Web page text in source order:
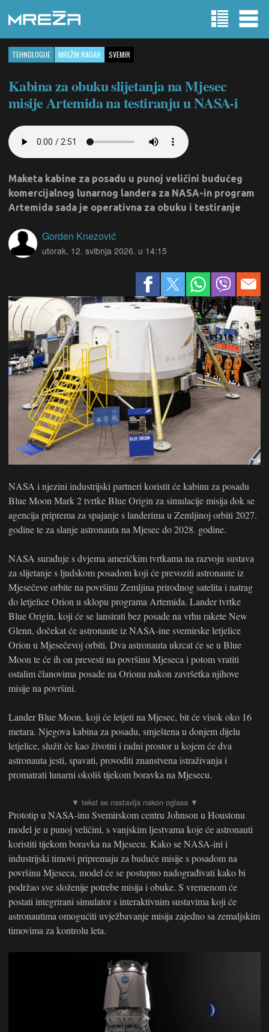
TEHNOLOGIJE MREŽIN RADAR SVEMIR
Kabina za obuku slijetanja na Mjesec
misije Artemida na testiranju u NASA-i
Maketa kabine za posadu u punoj veličini budućeg
komercijalnog lunarnog landera za NASA-in program
Artemida sada je operativna za obuku i testiranje
Gorden Knezović
utorak, 12. svibnja 2026. u 14:15
NASA i njezini industrijski partneri koristit će kabinu za posadu
Blue Moon Mark 2 tvrtke Blue Origin za simulacije misija dok se
agencija priprema za spajanje s landerima u Zemljinoj orbiti 2027.
godine te za slanje astronauta na Mjesec do 2028. godine.
NASA surađuje s dvjema američkim tvrtkama na razvoju sustava
za slijetanje s ljudskom posadom koji će prevoziti astronaute iz
Mjesečeve orbite na površinu Zemljina prirodnog satelita i natrag
do letjelice Orion u sklopu programa Artemida. Lander tvrtke
Blue Origin, koji će se lansirati bez posade na vrhu rakete New
Glenn, dočekat će astronaute iz NASA-ine svemirske letjelice
Orion u Mjesečevoj orbiti. Dva astronauta ukrcat će se u Blue
Moon te će ih on prevesti na površinu Mjeseca i potom vratiti
ostalim članovima posade na Orionu nakon završetka njihove
misije na površini.
Lander Blue Moon, koji će letjeti na Mjesec, bit će visok oko 16
metara. Njegova kabina za posadu, smještena u donjem dijelu
letjelice, služit će kao životni i radni prostor u kojem će dva
astronauta jesti, spavati, provoditi znanstvena istraživanja i
promatrati lunarni okoliš tijekom boravka na Mjesecu.
Prototip u NASA-inu Svemirskom centru Johnson u Houstonu
model je u punoj veličini, s vanjskim ljestvama koje će astronauti
koristiti tijekom boravka na Mjesecu. Kako se NASA-ini i
industrijski timovi pripremaju za buduće misije s posadom na
površinu Mjeseca, model će se postupno nadograđivati kako bi
podržao sve složenije potrebe misija i obuke. S vremenom će
postati integrirani simulator s interaktivnim sustavima koji će
astronautima omogućiti uvježbavanje misija zajedno sa zemaljskim
timovima za kontrolu leta.